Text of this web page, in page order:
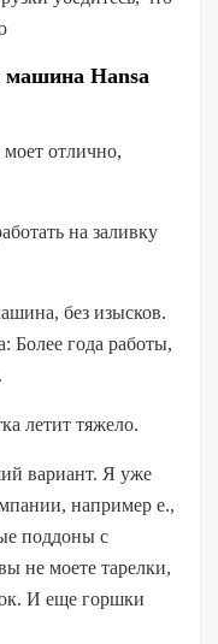
Hansa
отлично,
на заливку
без изысков.
Более года работы,
летит тяжело.
вариант. Я уже
например e.,
поддоны с
не моете тарелки,
И еще горшки